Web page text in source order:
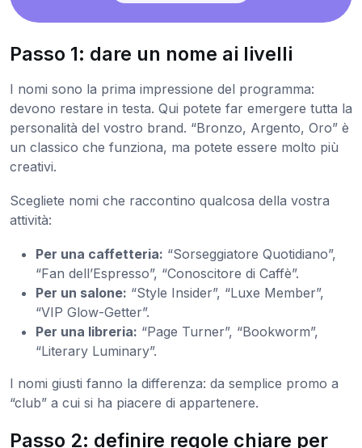
Passo 1: dare un nome ai livelli
I nomi sono la prima impressione del programma:
devono restare in testa. Qui potete far emergere tutta la
personalità del vostro brand. “Bronzo, Argento, Oro” è
un classico che funziona, ma potete essere molto più
creativi.
Scegliete nomi che raccontino qualcosa della vostra
attività:
Per una caffetteria: “Sorseggiatore Quotidiano”,
“Fan dell’Espresso”, “Conoscitore di Caffè”.
Per un salone: “Style Insider”, “Luxe Member”,
“VIP Glow-Getter”.
Per una libreria: “Page Turner”, “Bookworm”,
“Literary Luminary”.
I nomi giusti fanno la differenza: da semplice promo a
“club” a cui si ha piacere di appartenere.
Passo 2: definire regole chiare per